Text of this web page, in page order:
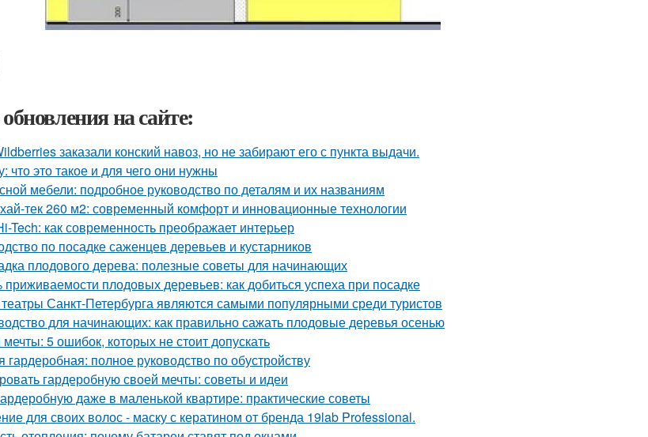
на сайте:
заказали конский навоз, но не забирают его с пункта выдачи.
что это такое и для чего они нужны
мебели: подробное руководство по деталям и их названиям
тек 260 м2: современный комфорт и инновационные технологии
Tech: как современность преображает интерьер
по посадке саженцев деревьев и кустарников
плодового дерева: полезные советы для начинающих
плодовых деревьев: как добиться успеха при посадке
Санкт-Петербурга являются самыми популярными среди туристов
для начинающих: как правильно сажать плодовые деревья осенью
5 ошибок, которых не стоит допускать
полное руководство по обустройству
гардеробную своей мечты: советы и идеи
даже в маленькой квартире: практические советы
для своих волос - маску с кератином от бренда 19lab Professional.